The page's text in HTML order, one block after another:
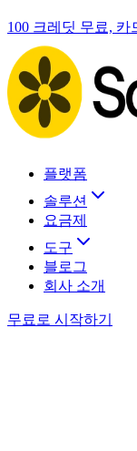
100 크레딧 무료, 카
플랫폼
솔루션
요금제
도구
블로그
회사 소개
무료로 시작하기